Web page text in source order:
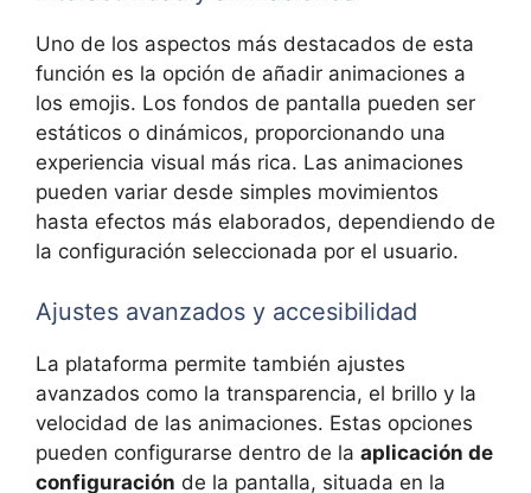
Uno de los aspectos más destacados de esta
función es la opción de añadir animaciones a
los emojis. Los fondos de pantalla pueden ser
estáticos o dinámicos, proporcionando una
experiencia visual más rica. Las animaciones
pueden variar desde simples movimientos
hasta efectos más elaborados, dependiendo de
la configuración seleccionada por el usuario.
Ajustes avanzados y accesibilidad
La plataforma permite también ajustes
avanzados como la transparencia, el brillo y la
velocidad de las animaciones. Estas opciones
pueden configurarse dentro de la aplicación de
configuración de la pantalla, situada en la